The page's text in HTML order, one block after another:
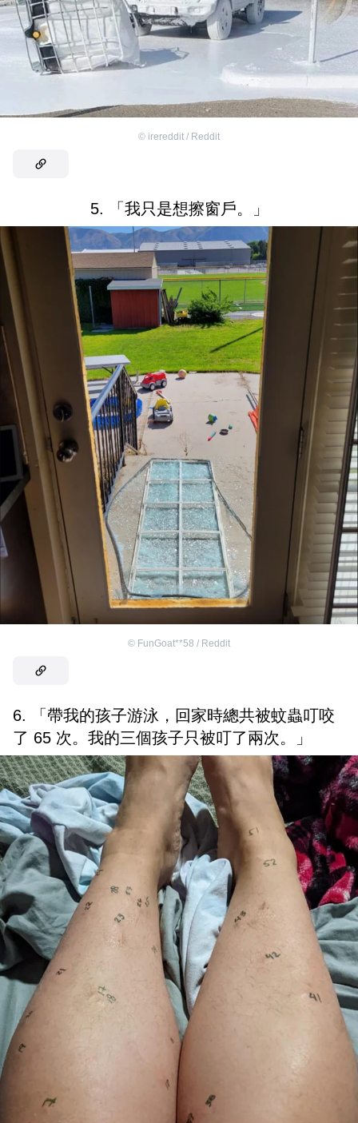
© irereddit / Reddit
5. 「我只是想擦窗戶。」
© FunGoat**58 / Reddit
6. 「帶我的孩子游泳，回家時總共被蚊蟲叮咬
了 65 次。我的三個孩子只被叮了兩次。」